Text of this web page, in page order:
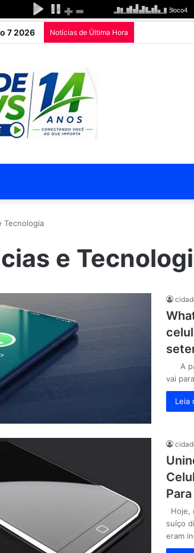
7 2026 Notícias de Última Hora
Tecnologia
e
A
vai
Leia
Hoje,
suíço
eram